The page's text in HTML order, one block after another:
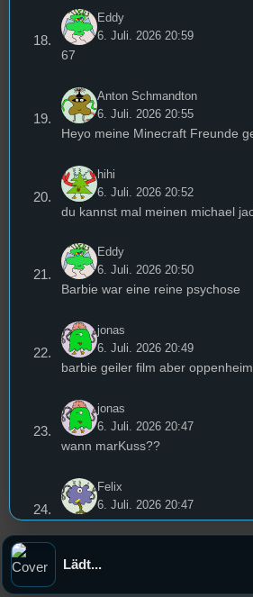
Eddy
6. Juli. 2026 20:59
67
Anton Schmandton
6. Juli. 2026 20:55
Heyo meine Minecraft Freunde
hihi
6. Juli. 2026 20:52
du kannst mal meinen michael
Eddy
6. Juli. 2026 20:50
Barbie war eine reine psychose
jonas
6. Juli. 2026 20:49
barbie geiler film aber
jonas
6. Juli. 2026 20:47
wann marKuss??
Felix
6. Juli. 2026 20:47
Sonnencreme verursacht
Lädt...